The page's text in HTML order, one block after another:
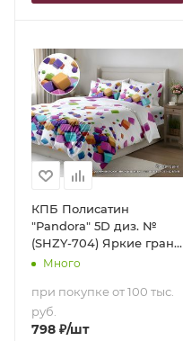
КПБ Полисатин
"Pandora" 5D диз. №
(SHZY-704) Яркие грани
(1,5-сп.)
Много
при покупке от 100 тыс.
руб.
798 ₽/шт